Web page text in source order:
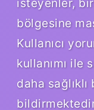
bölgesine
Kullanıcı
kullanımı ile
daha sağlıklı